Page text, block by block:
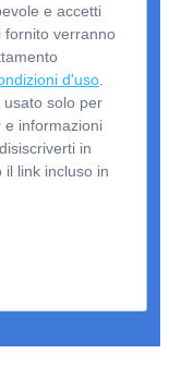
e accetti
fornito verranno
d'uso
solo per
e informazioni
in
link incluso in